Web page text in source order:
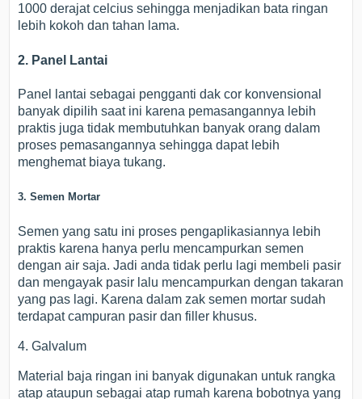
1000 derajat celcius sehingga menjadikan bata ringan
lebih kokoh dan tahan lama.
2. Panel Lantai
Panel lantai sebagai pengganti dak cor konvensional
banyak dipilih saat ini karena pemasangannya lebih
praktis juga tidak membutuhkan banyak orang dalam
proses pemasangannya sehingga dapat lebih
menghemat biaya tukang.
3. Semen Mortar
Semen yang satu ini proses pengaplikasiannya lebih
praktis karena hanya perlu mencampurkan semen
dengan air saja. Jadi anda tidak perlu lagi membeli pasir
dan mengayak pasir lalu mencampurkan dengan takaran
yang pas lagi. Karena dalam zak semen mortar sudah
terdapat campuran pasir dan filler khusus.
4. Galvalum
Material baja ringan ini banyak digunakan untuk rangka
atap ataupun sebagai atap rumah karena bobotnya yang